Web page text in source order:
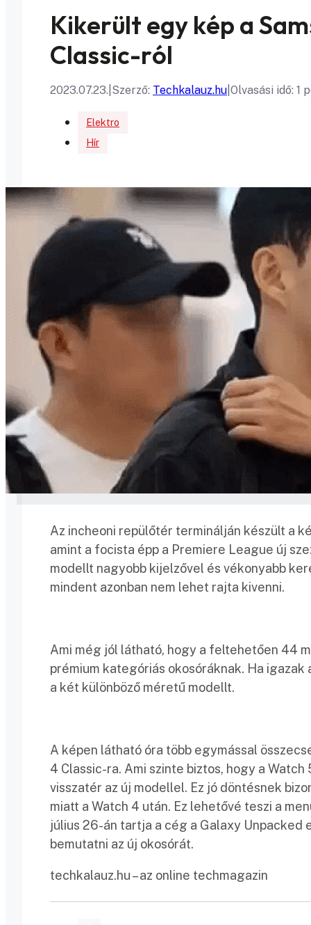
Kikerült egy kép a
Classic-ról
2023.07.23. Szerző: Techkalauz.hu Olvasási idő: 1
Elektro
Hír
Az incheoni repülőtér terminálján készült a
amint a focista épp a Premiere League új
modellt nagyobb kijelzővel és vékonyabb
mindent azonban nem lehet rajta kivenni.
Ami még jól látható, hogy a feltehetően 44
prémium kategóriás okosóráknak. Ha
a két különböző méretű modellt.
A képen látható óra több egymással
4 Classic-ra. Ami szinte biztos, hogy a
visszatér az új modellel. Ez jó döntésnek
miatt a Watch 4 után. Ez lehetővé teszi a
július 26-án tartja a cég a Galaxy
bemutatni az új okosórát.
techkalauz.hu – az online techmagazin